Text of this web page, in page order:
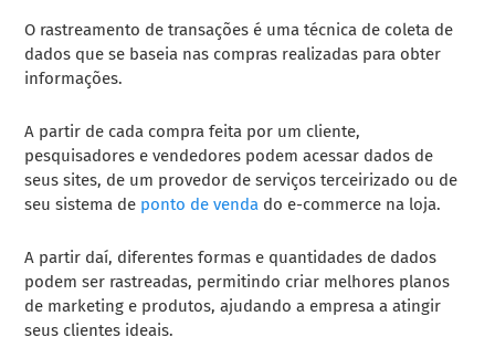
O rastreamento de transações é uma técnica de coleta de
dados que se baseia nas compras realizadas para obter
informações.
A partir de cada compra feita por um cliente,
pesquisadores e vendedores podem acessar dados de
seus sites, de um provedor de serviços terceirizado ou de
seu sistema de ponto de venda do e-commerce na loja.
A partir daí, diferentes formas e quantidades de dados
podem ser rastreadas, permitindo criar melhores planos
de marketing e produtos, ajudando a empresa a atingir
seus clientes ideais.